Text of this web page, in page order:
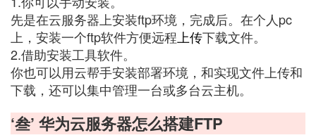
先是在云服务器上安装ftp环境，完成后。在个人pc
上，安装一个ftp软件方便远程 上传下载文件。
2.借助安装工具软件。
你也可以用云帮手安装部署环境，和实现文件上传和
下载，还可以集中管理一台或多台云主机。
‘叁’ 华为云服务器怎么搭建FTP